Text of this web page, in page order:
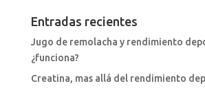
Entradas recientes
Jugo de remolacha y rendimiento
¿funciona?
Creatina, mas allá del rendimiento